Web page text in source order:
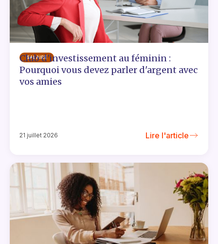
SALAIRE
Club d'investissement au féminin :
Pourquoi vous devez parler d'argent avec
vos amies
21 juillet 2026 Lire l'article